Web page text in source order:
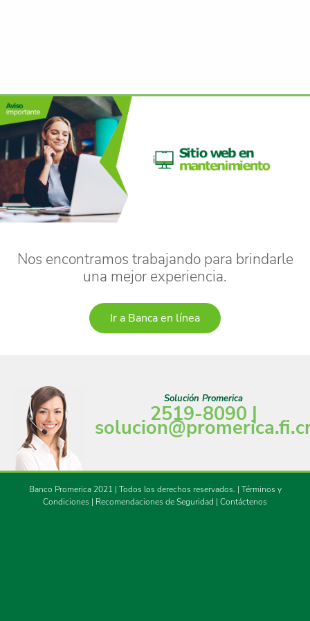
Nos encontramos trabajando para brindarle
una mejor experiencia.
Ir a Banca en línea
Solución Promerica
2519-8090 |
Banco Promerica 2021 | Todos los derechos reservados. | Términos y
Condiciones | Recomendaciones de Seguridad | Contáctenos